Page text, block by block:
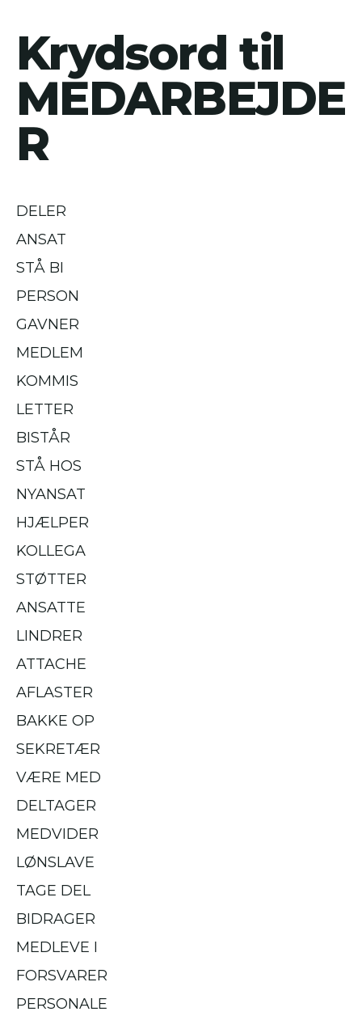
Krydsord til
MEDARBEJDE
R
DELER
ANSAT
STÅ BI
PERSON
GAVNER
MEDLEM
KOMMIS
LETTER
BISTÅR
STÅ HOS
NYANSAT
HJÆLPER
KOLLEGA
STØTTER
ANSATTE
LINDRER
ATTACHE
AFLASTER
BAKKE OP
SEKRETÆR
VÆRE MED
DELTAGER
MEDVIDER
LØNSLAVE
TAGE DEL
BIDRAGER
MEDLEVE I
FORSVARER
PERSONALE